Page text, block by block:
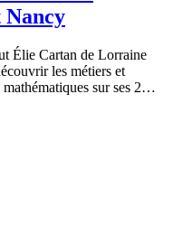
Nancy
Élie Cartan de Lorraine
les métiers et
sur ses 2…